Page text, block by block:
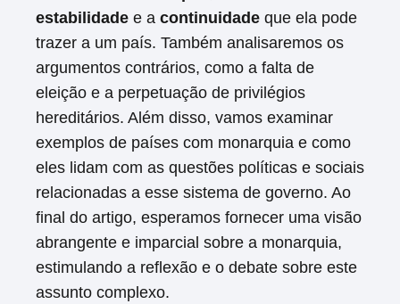
estabilidade e a continuidade que ela pode
trazer a um país. Também analisaremos os
argumentos contrários, como a falta de
eleição e a perpetuação de privilégios
hereditários. Além disso, vamos examinar
exemplos de países com monarquia e como
eles lidam com as questões políticas e sociais
relacionadas a esse sistema de governo. Ao
final do artigo, esperamos fornecer uma visão
abrangente e imparcial sobre a monarquia,
estimulando a reflexão e o debate sobre este
assunto complexo.